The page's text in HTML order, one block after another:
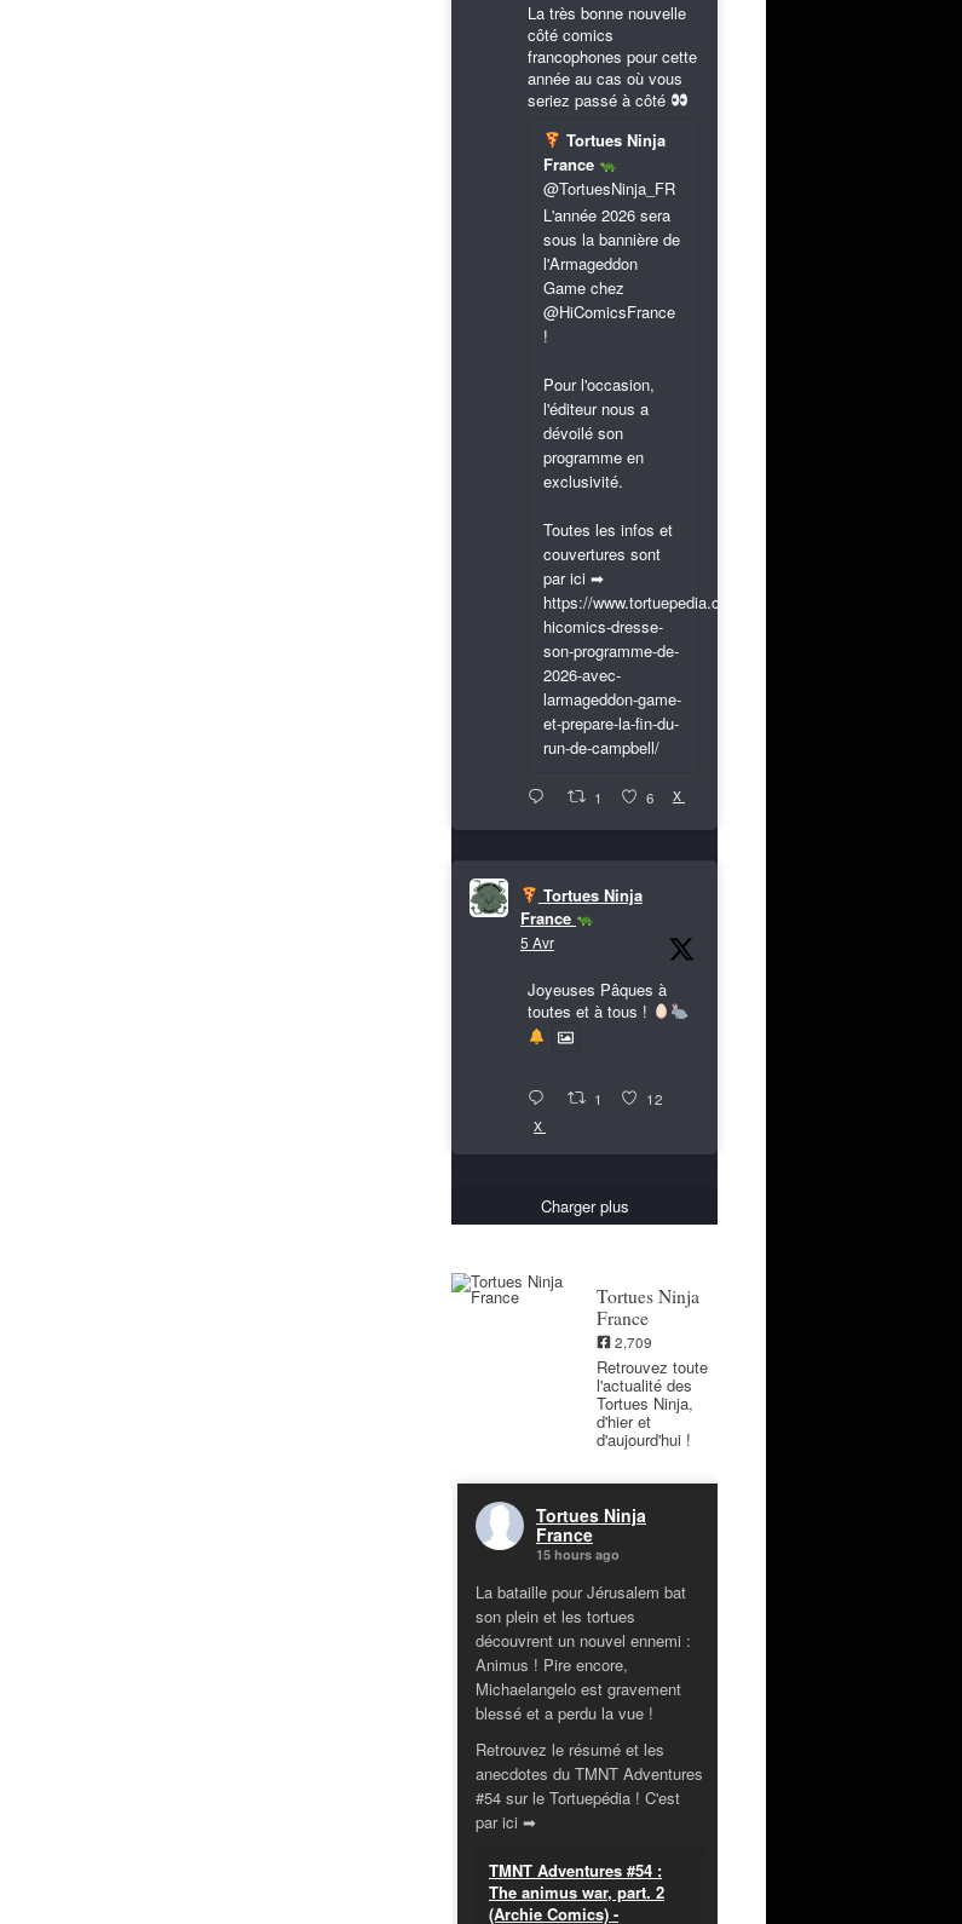
La très bonne nouvelle
côté comics
francophones pour cette
année au cas où vous
seriez passé à côté
Tortues Ninja
France
@TortuesNinja_FR
L'année 2026 sera
sous la bannière de
l'Armageddon
Game chez
@HiComicsFrance
!
Pour l'occasion,
l'éditeur nous a
dévoilé son
programme en
exclusivité.
Toutes les infos et
couvertures sont
par ici ➡
https://www.tortuepedia.com/2026/03/31/exclusif-
hicomics-dresse-
son-programme-de-
2026-avec-
larmageddon-game-
et-prepare-la-fin-du-
run-de-campbell/
1 6 X
Tortues Ninja
France
5 Avr
Joyeuses Pâques à
toutes et à tous !
1 12
X
Charger plus
Tortues Ninja
France
2,709
Retrouvez toute
l'actualité des
Tortues Ninja,
d'hier et
d'aujourd'hui !
Tortues Ninja
France
15 hours ago
La bataille pour Jérusalem bat
son plein et les tortues
découvrent un nouvel ennemi :
Animus ! Pire encore,
Michaelangelo est gravement
blessé et a perdu la vue !
Retrouvez le résumé et les
anecdotes du TMNT Adventures
#54 sur le Tortuepédia ! C'est
par ici ➡
TMNT Adventures #54 :
The animus war, part. 2
(Archie Comics) -